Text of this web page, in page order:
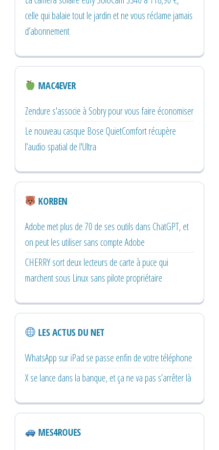
celle qui balaie tout le jardin et ne vous réclame jamais
d’abonnement
MAC4EVER
Zendure s'associe à Sobry pour vous faire économiser
Le nouveau casque Bose QuietComfort récupère
l'audio spatial de l'Ultra
KORBEN
Adobe met plus de 70 de ses outils dans ChatGPT, et
on peut les utiliser sans compte Adobe
CHERRY sort deux lecteurs de carte à puce qui
marchent sous Linux sans pilote propriétaire
LES ACTUS DU NET
WhatsApp sur iPad se passe enfin de votre téléphone
X se lance dans la banque, et ça ne va pas s’arrêter là
MES4ROUES